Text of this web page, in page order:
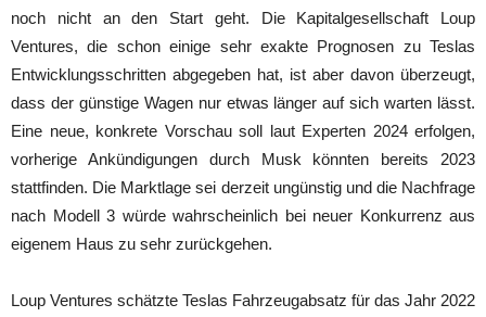
noch nicht an den Start geht. Die Kapitalgesellschaft Loup
Ventures, die schon einige sehr exakte Prognosen zu Teslas
Entwicklungsschritten abgegeben hat, ist aber davon überzeugt,
dass der günstige Wagen nur etwas länger auf sich warten lässt.
Eine neue, konkrete Vorschau soll laut Experten 2024 erfolgen,
vorherige Ankündigungen durch Musk könnten bereits 2023
stattfinden. Die Marktlage sei derzeit ungünstig und die Nachfrage
nach Modell 3 würde wahrscheinlich bei neuer Konkurrenz aus
eigenem Haus zu sehr zurückgehen.
Loup Ventures schätzte Teslas Fahrzeugabsatz für das Jahr 2022